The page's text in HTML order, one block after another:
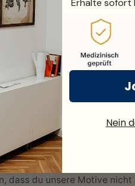
Versand? Immer gratis
Innerhalb Deutschlands
wir deine Bestellung kostenlos –
schnell & sicher.
dass du unsere Motive
Erhalte sofort
Nein